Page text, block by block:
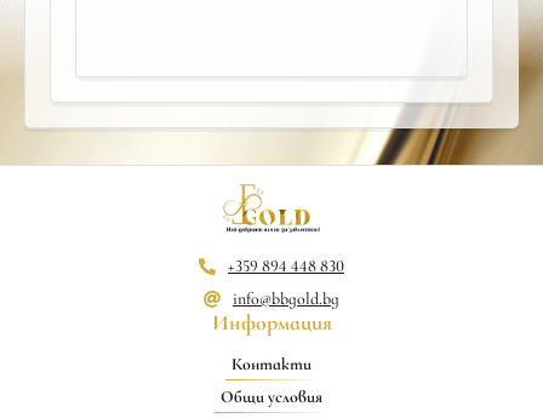
+359 894 448 830
info@bbgold.bg
Информация
Контакти
Общи условия